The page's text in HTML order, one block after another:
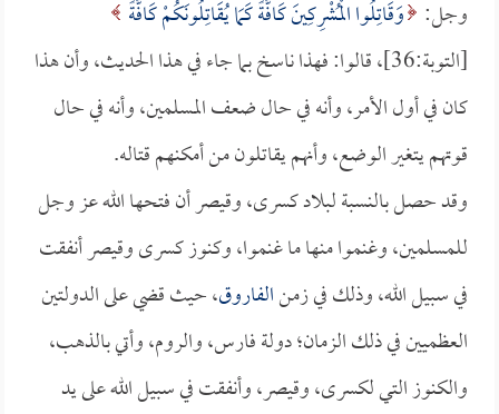
وجل: وَقَاتِلُوا الْمُشْرِكِينَ كَافَّةً كَمَا يُقَاتِلُونَكُمْ كَافَّةً
[التوبة:36]، قالوا: فهذا ناسخ بما جاء في هذا الحديث، وأن هذا
كان في أول الأمر، وأنه في حال ضعف المسلمين، وأنه في حال
قوتهم يتغير الوضع، وأنهم يقاتلون من أمكنهم قتاله.
وقد حصل بالنسبة لبلاد كسرى، وقيصر أن فتحها الله عز وجل
للمسلمين، وغنموا منها ما غنموا، وكنوز كسرى وقيصر أنفقت
في سبيل الله، وذلك في زمنالفاروق، حيث قضي على الدولتين
العظميين في ذلك الزمان؛ دولة فارس، والروم، وأتي بالذهب،
والكنوز التي لكسرى، وقيصر، وأنفقت في سبيل الله على يد